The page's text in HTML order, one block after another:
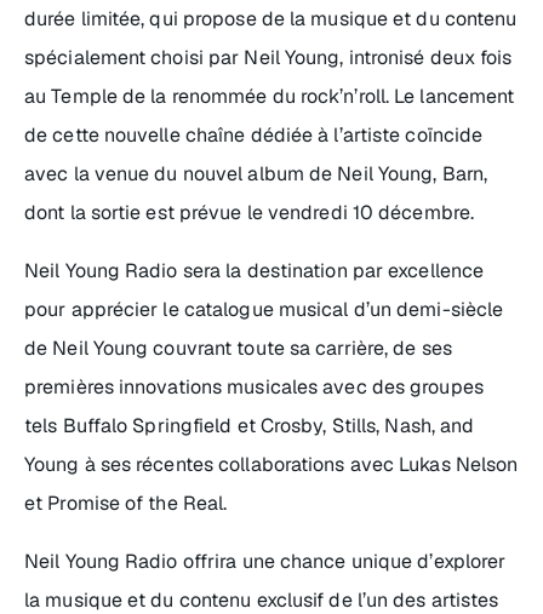
durée limitée, qui propose de la musique et du contenu
spécialement choisi par Neil Young, intronisé deux fois
au Temple de la renommée du rock’n’roll. Le lancement
de cette nouvelle chaîne dédiée à l’artiste coïncide
avec la venue du nouvel album de Neil Young, Barn,
dont la sortie est prévue le vendredi 10 décembre.
Neil Young Radio sera la destination par excellence
pour apprécier le catalogue musical d’un demi-siècle
de Neil Young couvrant toute sa carrière, de ses
premières innovations musicales avec des groupes
tels Buffalo Springfield et Crosby, Stills, Nash, and
Young à ses récentes collaborations avec Lukas Nelson
et Promise of the Real.
Neil Young Radio offrira une chance unique d’explorer
la musique et du contenu exclusif de l’un des artistes